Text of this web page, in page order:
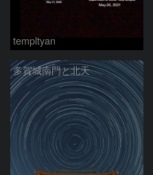
templtyan
多賀城南門と北天